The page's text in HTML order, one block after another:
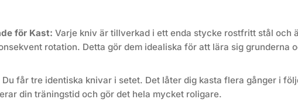
för Kast: Varje kniv är tillverkad i ett enda stycke rostfritt stål och
rotation. Detta gör dem idealiska för att lära sig grunderna
Du får tre identiska knivar i setet. Det låter dig kasta flera gånger i
din träningstid och gör det hela mycket roligare.